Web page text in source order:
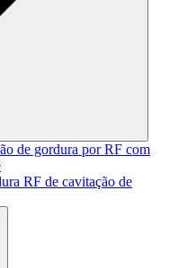
de gordura por RF com
RF de cavitação de